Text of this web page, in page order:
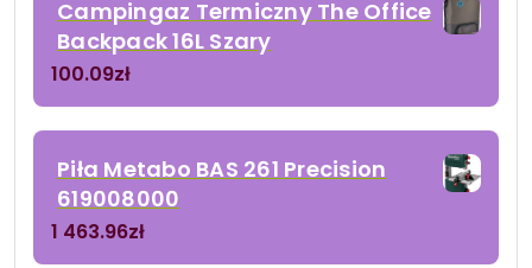
Campingaz Termiczny The Office
Backpack 16L Szary
100.09zł
Piła Metabo BAS 261 Precision
619008000
1 463.96zł